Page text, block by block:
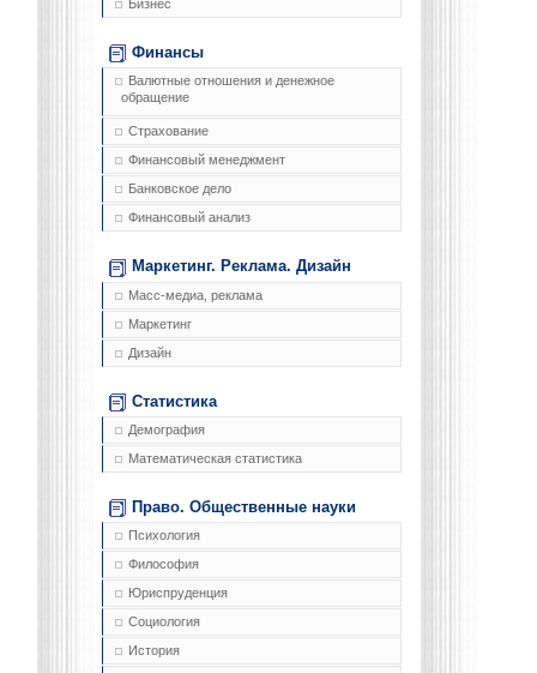
Бизнес
Финансы
Валютные отношения и денежное
обращение
Страхование
Финансовый менеджмент
Банковское дело
Финансовый анализ
Маркетинг. Реклама. Дизайн
Масс-медиа, реклама
Маркетинг
Дизайн
Статистика
Демография
Математическая статистика
Право. Общественные науки
Психология
Философия
Юриспруденция
Социология
История